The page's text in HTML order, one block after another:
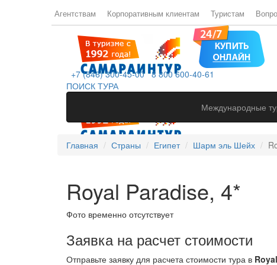
Агентствам Корпоративным клиентам Туристам
+7 (846) 300-45-00 8 800 600-40-61
ПОИСК ТУРА
Международные
Главная Страны Египет Шарм эль Шейх
Royal Paradise, 4*
Фото временно отсутствует
Заявка на расчет стоимости
Отправьте заявку для расчета стоимости тура в